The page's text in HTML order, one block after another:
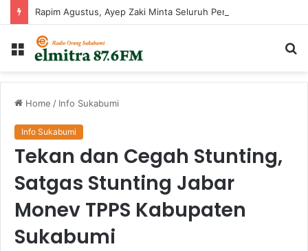
Menu
Home / Info Sukabumi
Info Sukabumi
Tekan dan Cegah Stunting,
Satgas Stunting Jabar
Monev TPPS Kabupaten
Sukabumi